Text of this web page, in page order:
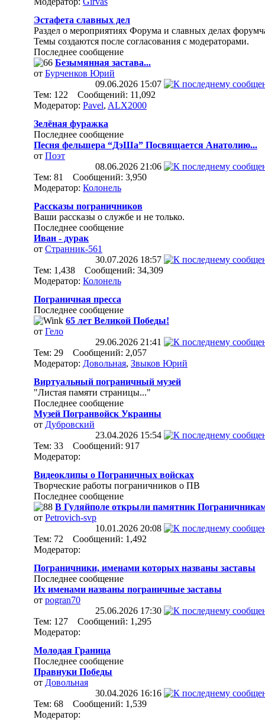
Эстафета славных дел
Раздел о мероприятиях Форума и славных делах
Темы создаются после согласования с модераторами.
Последнее сообщение
Безымянная застава...
от Бурченков Юрий
09.06.2026 15:07
Тем: 122 Сообщений: 11,092
Модератор: Pavel, ALX2000
Зелёная фуражка
Последнее сообщение
Песня фельшера “ДэШа” Посвящается Анатолию...
от Поэт
08.06.2026 21:06
Тем: 81 Сообщений: 3,950
Модератор: Колонель
Рассказы пограничников
Ваши рассказы о службе и не только.
Последнее сообщение
Иван - дурак
от Странник-561
30.07.2026 18:57
Тем: 1,438 Сообщений: 34,309
Модератор: Колонель
Пограничная пресса
Последнее сообщение
65 лет Великой Победы!
от Гело
29.06.2026 21:41
Тем: 29 Сообщений: 2,057
Модератор: Довольная, Звыков Юрий
Виртуальный пограничный музей
"Листая памяти страницы..."
Последнее сообщение
Музей Погранвойск Украины
от Дубровский
23.04.2026 15:54
Тем: 33 Сообщений: 917
Модератор:
Видеоклипы о Пограничных войсках
Творческие работы пограничников о ПВ
Последнее сообщение
В Гуляйполе открыли памятник
от Petrovich-svp
10.01.2026 20:08
Тем: 72 Сообщений: 1,492
Модератор:
Пограничники, именами которых названы заставы
Последнее сообщение
Их именами названы пограничные заставы
от pogran70
25.06.2026 17:30
Тем: 127 Сообщений: 1,295
Модератор:
Молодая Граница
Последнее сообщение
Правнуки Победы
от Довольная
30.04.2026 16:16
Тем: 68 Сообщений: 1,539
Модератор: